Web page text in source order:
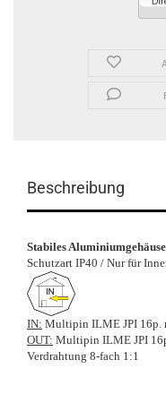
Beschreibung
Stabiles Aluminiumgehäuse
Schutzart IP40 / Nur für
IN: Multipin ILME JPI 16p.
OUT: Multipin ILME JPI
Verdrahtung 8-fach 1:1